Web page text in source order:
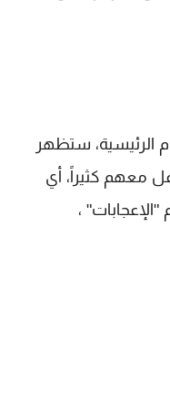
الرئيسية، ستظهر
معهم كثيراً، أي
،